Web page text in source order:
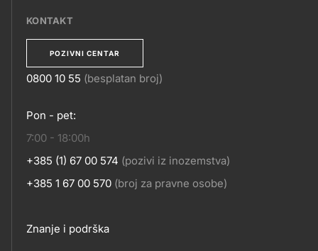
APLIKACIJE
KONTAKT
POZIVNI CENTAR
KONTAKT
0800 10 55 (besplatan broj)
Pon - pet:
7:00 - 18:00h
+385 (1) 67 00 574 (pozivi iz inozemstva)
+385 1 67 00 570 (broj za pravne osobe)
Footer
Znanje i podrška